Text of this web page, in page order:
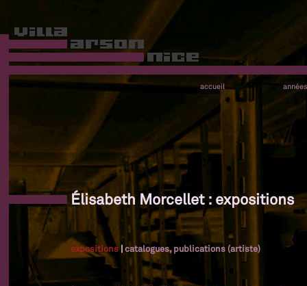
accueil années
Élisabeth Morcellet : expositions
expositions|catalogues, publications (artiste)